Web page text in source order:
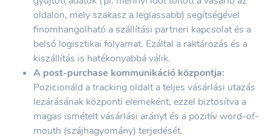
oldalon, mely szakasz a leglassabb) segítségével
finomhangolható a szállítási partneri kapcsolat és a
belső logisztikai folyamat. Ezáltal a raktározás és a
kiszállítás is hatékonyabbá válik.
A post-purchase kommunikáció központja:
Pozicionáld a tracking oldalt a teljes vásárlási utazás
lezárásának központi elemeként, ezzel biztosítva a
magas ismételt vásárlási arányt és a pozitív word-of-
mouth (szájhagyomány) terjedését.